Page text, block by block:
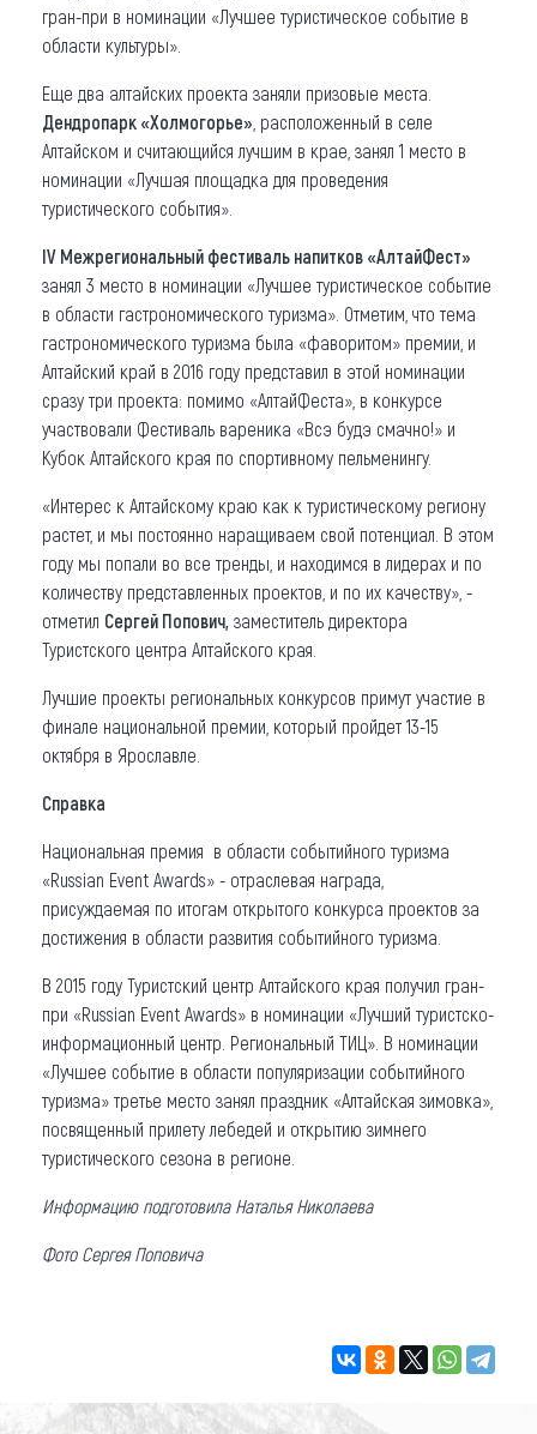
гран-при в номинации «Лучшее туристическое событие в
области культуры».
Еще два алтайских проекта заняли призовые места.
Дендропарк «Холмогорье» , расположенный в селе
Алтайском и считающийся лучшим в крае, занял 1 место в
номинации «Лучшая площадка для проведения
туристического события».
IV Межрегиональный фестиваль напитков «АлтайФест»
занял 3 место в номинации «Лучшее туристическое событие
в области гастрономического туризма». Отметим, что тема
гастрономического туризма была «фаворитом» премии, и
Алтайский край в 2016 году представил в этой номинации
сразу три проекта: помимо «АлтайФеста», в конкурсе
участвовали Фестиваль вареника «Всэ будэ смачно!» и
Кубок Алтайского края по спортивному пельменингу.
«Интерес к Алтайскому краю как к туристическому региону
растет, и мы постоянно наращиваем свой потенциал. В этом
году мы попали во все тренды, и находимся в лидерах и по
количеству представленных проектов, и по их качеству», -
отметил Сергей Попович, заместитель директора
Туристского центра Алтайского края.
Лучшие проекты региональных конкурсов примут участие в
финале национальной премии, который пройдет 13-15
октября в Ярославле.
Справка
Национальная премия в области событийного туризма
«Russian Event Awards» - отраслевая награда,
присуждаемая по итогам открытого конкурса проектов за
достижения в области развития событийного туризма.
В 2015 году Туристский центр Алтайского края получил гран-
при «Russian Event Awards» в номинации «Лучший туристско-
информационный центр. Региональный ТИЦ». В номинации
«Лучшее событие в области популяризации событийного
туризма» третье место занял праздник «Алтайская зимовка»,
посвященный прилету лебедей и открытию зимнего
туристического сезона в регионе.
Информацию подготовила Наталья Николаева
Фото Сергея Поповича